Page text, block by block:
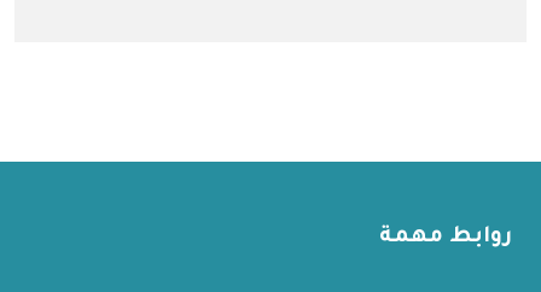
روابط مهمة